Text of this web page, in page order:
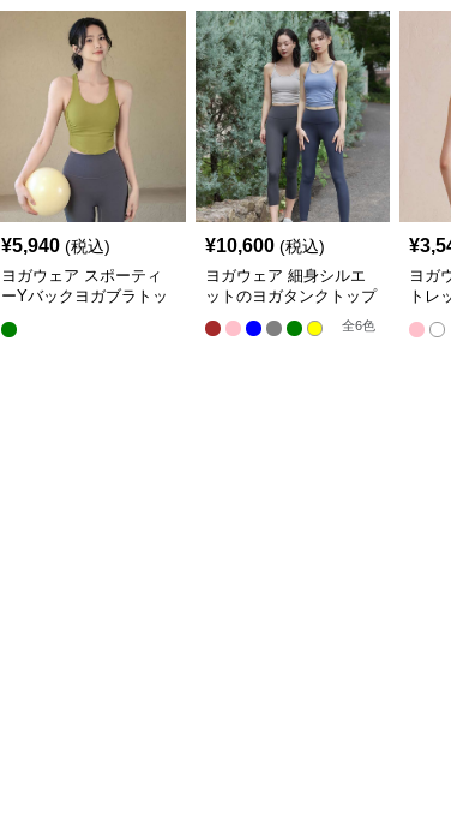
¥5,940 (税込)
ヨガウェア スポーティ
ーYバックヨガブラトッ
¥10,600 (税込)
ヨガウェア 細身シルエ
ットのヨガタンクトップ
全6色
¥
ヨガ
トレ